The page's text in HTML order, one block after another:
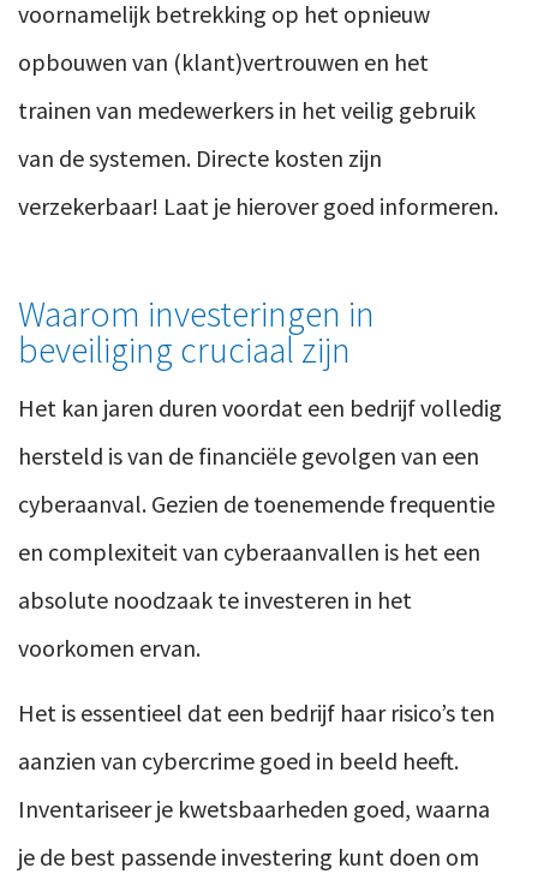
voornamelijk betrekking op het opnieuw
opbouwen van (klant)vertrouwen en het
trainen van medewerkers in het veilig gebruik
van de systemen. Directe kosten zijn
verzekerbaar! Laat je hierover goed informeren.
Waarom investeringen in
beveiliging cruciaal zijn
Het kan jaren duren voordat een bedrijf volledig
hersteld is van de financiële gevolgen van een
cyberaanval. Gezien de toenemende frequentie
en complexiteit van cyberaanvallen is het een
absolute noodzaak te investeren in het
voorkomen ervan.
Het is essentieel dat een bedrijf haar risico’s ten
aanzien van cybercrime goed in beeld heeft.
Inventariseer je kwetsbaarheden goed, waarna
je de best passende investering kunt doen om